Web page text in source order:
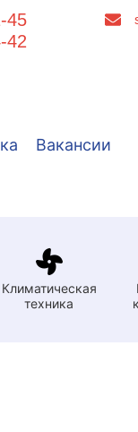
45
42
Вакансии
Климатическая
техника